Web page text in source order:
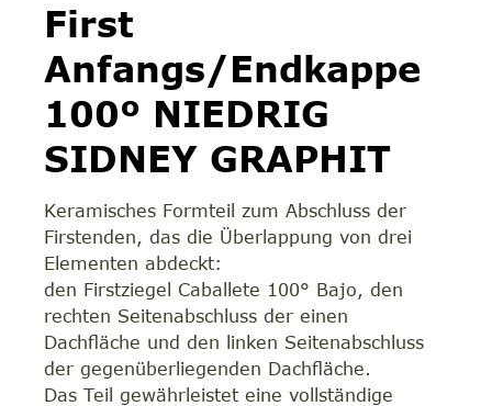
First
Anfangs/Endkappe
100º NIEDRIG
SIDNEY GRAPHIT
Keramisches Formteil zum Abschluss der
Firstenden, das die Überlappung von drei
Elementen abdeckt:
den Firstziegel Caballete 100° Bajo, den
rechten Seitenabschluss der einen
Dachfläche und den linken Seitenabschluss
der gegenüberliegenden Dachfläche.
Das Teil gewährleistet eine vollständige